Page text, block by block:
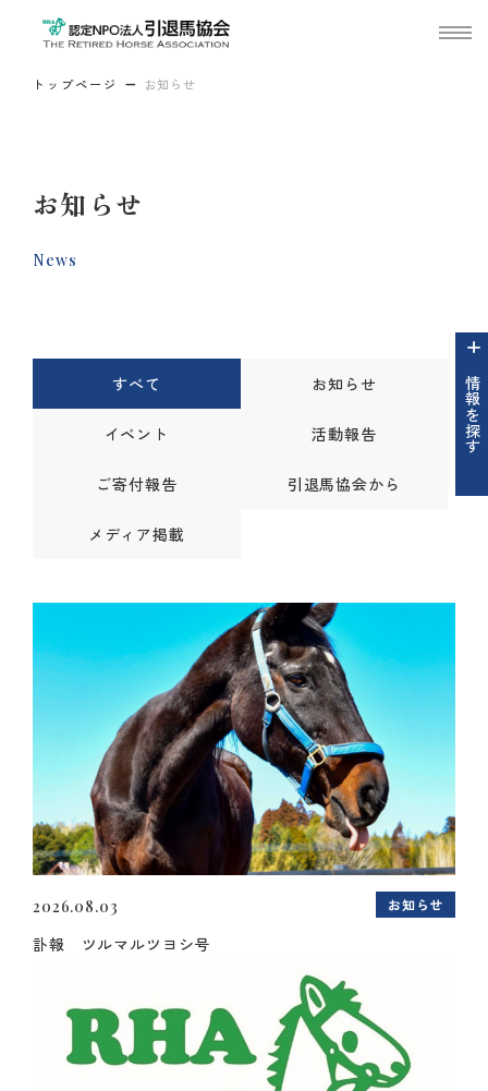
トップページ お知らせ
お知らせ
News
情報を探す
すべて お知らせ
イベント 活動報告
ご寄付報告 引退馬協会から
メディア掲載
2026.08.03 お知らせ
訃報 ツルマルツヨシ号